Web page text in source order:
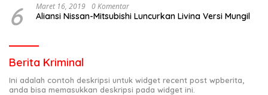
6 Maret 16, 2019 0 Komentar
Aliansi Nissan-Mitsubishi Luncurkan Livina Versi Mungil
Berita Kriminal
Ini adalah contoh deskripsi untuk widget recent post wpberita,
anda bisa memasukkan deskripsi pada widget ini.